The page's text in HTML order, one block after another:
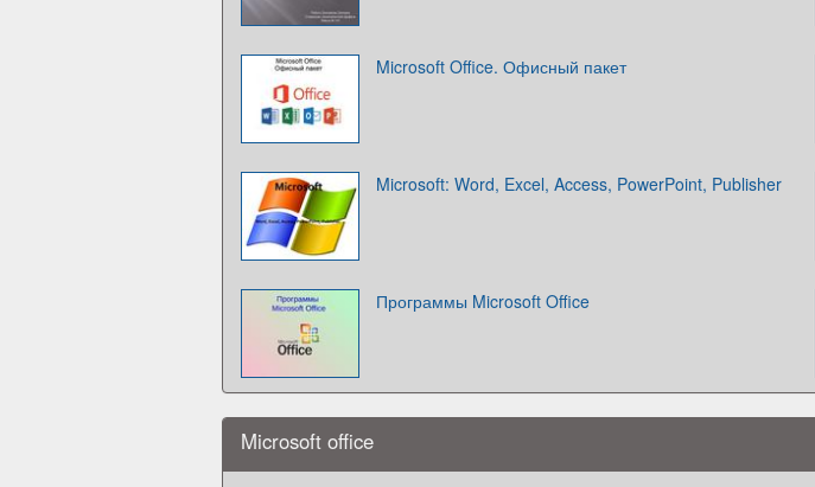
Microsoft Office. Офисный пакет
Microsoft: Word, Excel, Access, PowerPoint, Publisher
Программы Microsoft Office
Microsoft office